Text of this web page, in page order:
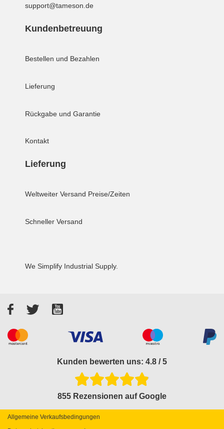
support@tameson.de
Kundenbetreuung
Bestellen und Bezahlen
Lieferung
Rückgabe und Garantie
Kontakt
Lieferung
Weltweiter Versand Preise/Zeiten
Schneller Versand
We Simplify Industrial Supply.
FacebookTwitterYouTube
Kunden bewerten uns: 4.8 / 5
855 Rezensionen auf Google
Allgemeine Verkaufsbedingungen